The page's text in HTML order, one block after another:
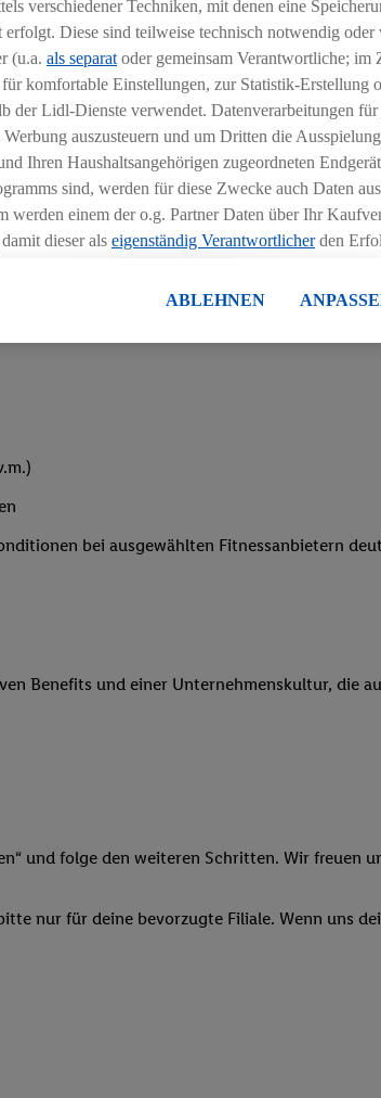
in Absprache mit der Führungskraft
bei ausgewählten Fitnessanbietern
Benefits und einer Unternehmenskultur, die
und folge den weiteren Schritten. Wir freuen
nur für deine bevorzugte Filiale. Wenn uns
verschiedener Techniken, mit denen eine
Diese sind teilweise technisch notwendig
(u.a. als separat oder gemeinsam Verantwortliche; im
komfortable Einstellungen, zur Statistik-Erstellung
der Lidl-Dienste verwendet. Datenverarbeitungen für
auszusteuern und um Dritten die
Ihren Haushaltsangehörigen zugeordneten
sind, werden für diese Zwecke auch Daten
werden einem der o.g. Partner Daten über Ihr
dieser als eigenständig Verantwortlicherden
basiert auf der Generierung von auch mit
die Zusammenführung von Daten (z.B. über Ihre
Informationen aus Ihrem Kundenkonto - z.B.
auf Informationen auf Ihren Endgeräten zur
mit dem Ausspielen dieser Werbung
dieser Werbeausspielungen.
erteilen und danach ein Lidl Plus-Konto erstellen
mit einem der oben genannten Partner verwendet
SA/NV („Utiq“) und Ihrem
wie z.B. Ihrer Mobilfunknummer, eine
Nutzung der Utiq-Technologie - zusätzlich zur
„Nutzung der Telekommunikations-basierten
Einwilligung (nur für die Lidl-Dienste) widerrufen.
Informationen, auch zur Speicherdauer der
ABLEHNEN